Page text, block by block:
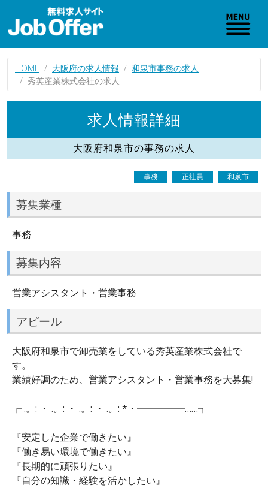
HOME 大阪府の求人情報
和泉市事務の求人
秀英産業株式会社の求人
求人情報詳細
大阪府和泉市の事務の求人
事務 正社員 和泉市
募集業種
事務
募集内容
営業アシスタント・営業事務
アピール
大阪府和泉市で卸売業をしている秀英産業株式会社で
す。
業績好調のため、営業アシスタント・営業事務を大募集!
┏ .。: ・ .。: ・ .。: ・ .。: *・━━━━━……┓
『安定した企業で働きたい』
『働き易い環境で働きたい』
『長期的に頑張りたい』
『自分の知識・経験を活かしたい』